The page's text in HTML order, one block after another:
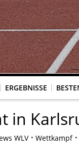
ERGEBNISSE
in
WLV Wettkampf